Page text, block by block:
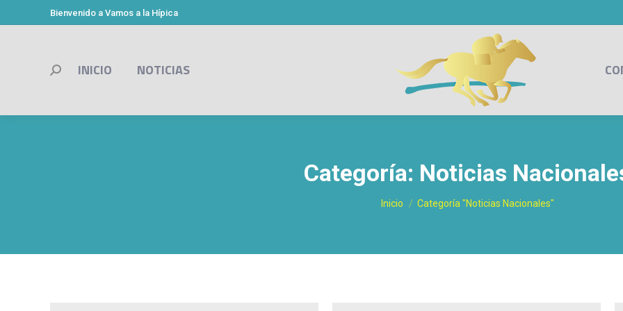
Bienvenido a Vamos a la Hípica
INICIO NOTICIAS
Buscar:
Categoría: Noticias
Estás aquí:
Inicio Categoría "Noticias Nacionales"